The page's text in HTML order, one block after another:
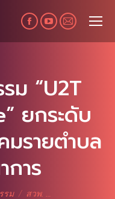
Facebook
page
in
new
window
YouTube
page
in
new
window
Mail
page
in
new
window
ม “U2T
ยกระดับ
มรายตำบล
าร
รม สวพ. …